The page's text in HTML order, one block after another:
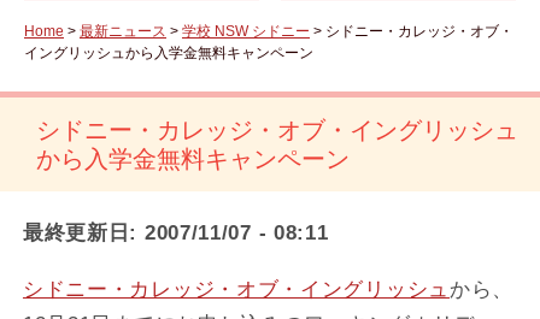
Home > 最新ニュース > 学校 NSW シドニー > シドニー・カレッジ・オブ・
イングリッシュから入学金無料キャンペーン
シドニー・カレッジ・オブ・イングリッシュ
から入学金無料キャンペーン
最終更新日: 2007/11/07 - 08:11
シドニー・カレッジ・オブ・イングリッシュ から、